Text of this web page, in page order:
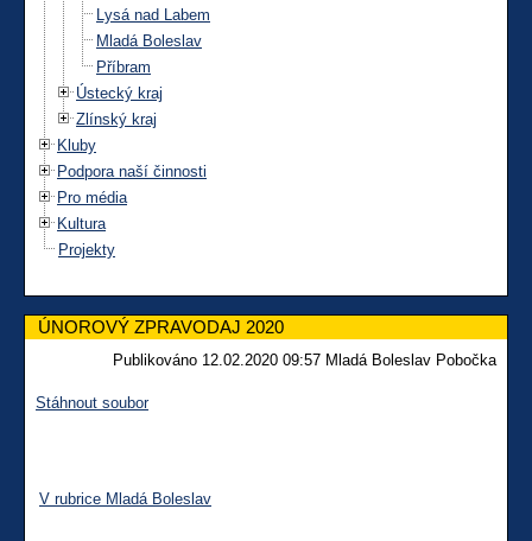
Lysá nad Labem
Mladá Boleslav
Příbram
Ústecký kraj
Zlínský kraj
Kluby
Podpora naší činnosti
Pro média
Kultura
Projekty
ÚNOROVÝ ZPRAVODAJ 2020
Publikováno 12.02.2020 09:57 Mladá Boleslav Pobočka
Stáhnout soubor
V rubrice Mladá Boleslav